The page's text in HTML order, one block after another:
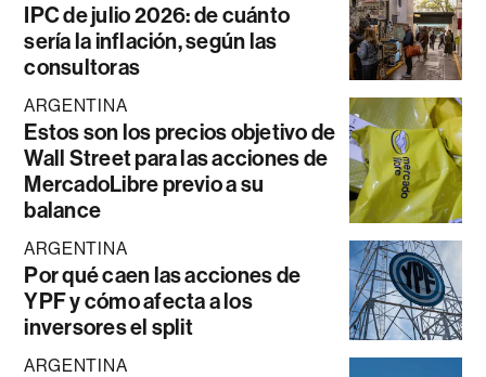
IPC de julio 2026: de cuánto
sería la inflación, según las
consultoras
ARGENTINA
Estos son los precios objetivo de
Wall Street para las acciones de
MercadoLibre previo a su
balance
ARGENTINA
Por qué caen las acciones de
YPF y cómo afecta a los
inversores el split
ARGENTINA